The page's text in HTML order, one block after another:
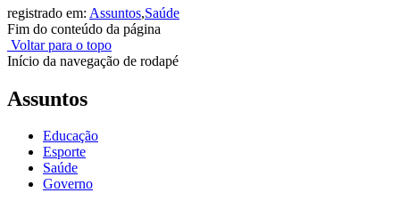
registrado em: Assuntos,Saúde
Fim do conteúdo da página
Voltar para o topo
Início da navegação de rodapé
Assuntos
Educação
Esporte
Saúde
Governo